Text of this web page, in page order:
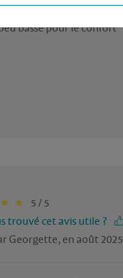
basse pour le confort
5 / 5
trouvé cet avis utile ?
Georgette, en août 2025